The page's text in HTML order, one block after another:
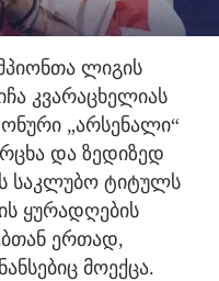
ლიგის
კვარაცხელიას
„არსენალი“
და ზედიზედ
საკლუბო ტიტულს
ყურადღების
ერთად,
მოექცა.